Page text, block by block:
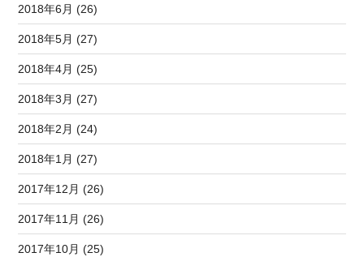
2018年6月 (26)
2018年5月 (27)
2018年4月 (25)
2018年3月 (27)
2018年2月 (24)
2018年1月 (27)
2017年12月 (26)
2017年11月 (26)
2017年10月 (25)